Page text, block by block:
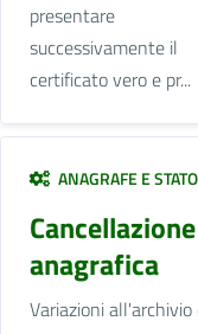
presentare
successivamente il
certificato vero e pr...
ANAGRAFE E
Cancellazione
anagrafica
Variazioni